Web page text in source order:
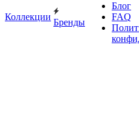
Коллекции
Бренды
Блог
FAQ